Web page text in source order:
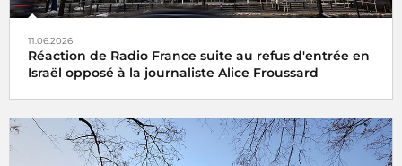
11.06.2026
Réaction de Radio France suite au refus d'entrée en
Israël opposé à la journaliste Alice Froussard